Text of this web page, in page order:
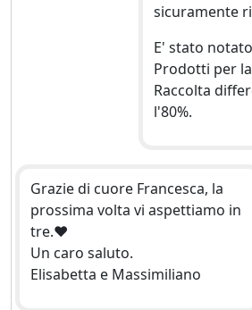
sicuramente
E' stato
Prodotti per
Raccolta
l'80%.
Grazie di cuore Francesca, la
prossima volta vi aspettiamo in
tre.❤️
Un caro saluto.
Elisabetta e Massimiliano